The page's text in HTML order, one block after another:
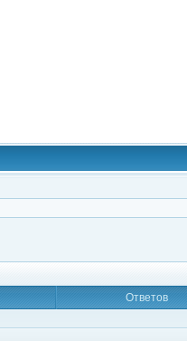
Ответов